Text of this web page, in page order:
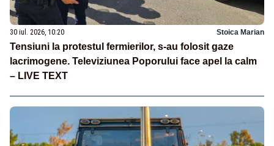
30 iul. 2026, 10:20 Stoica Marian
Tensiuni la protestul fermierilor, s-au folosit gaze
lacrimogene. Televiziunea Poporului face apel la calm
– LIVE TEXT